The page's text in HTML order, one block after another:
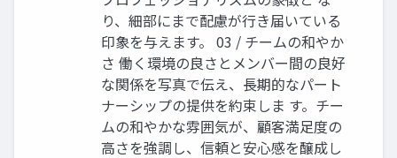
り、細部にまで配慮が行き届いている
印象を与えます。 03 / チームの和やか
さ 働く環境の良さとメンバー間の良好
な関係を写真で伝え、長期的なパート
ナーシップの提供を約束しま す。チー
ムの和やかな雰囲気が、顧客満足度の
高さを強調し、信頼と安心感を醸成し